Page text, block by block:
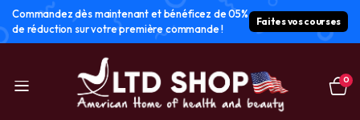
Commandez dès maintenant et bénéficez de 05%
de réduction sur votre première commande !
Faites vos courses
0